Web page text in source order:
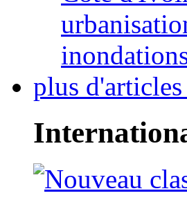
plus d'articles